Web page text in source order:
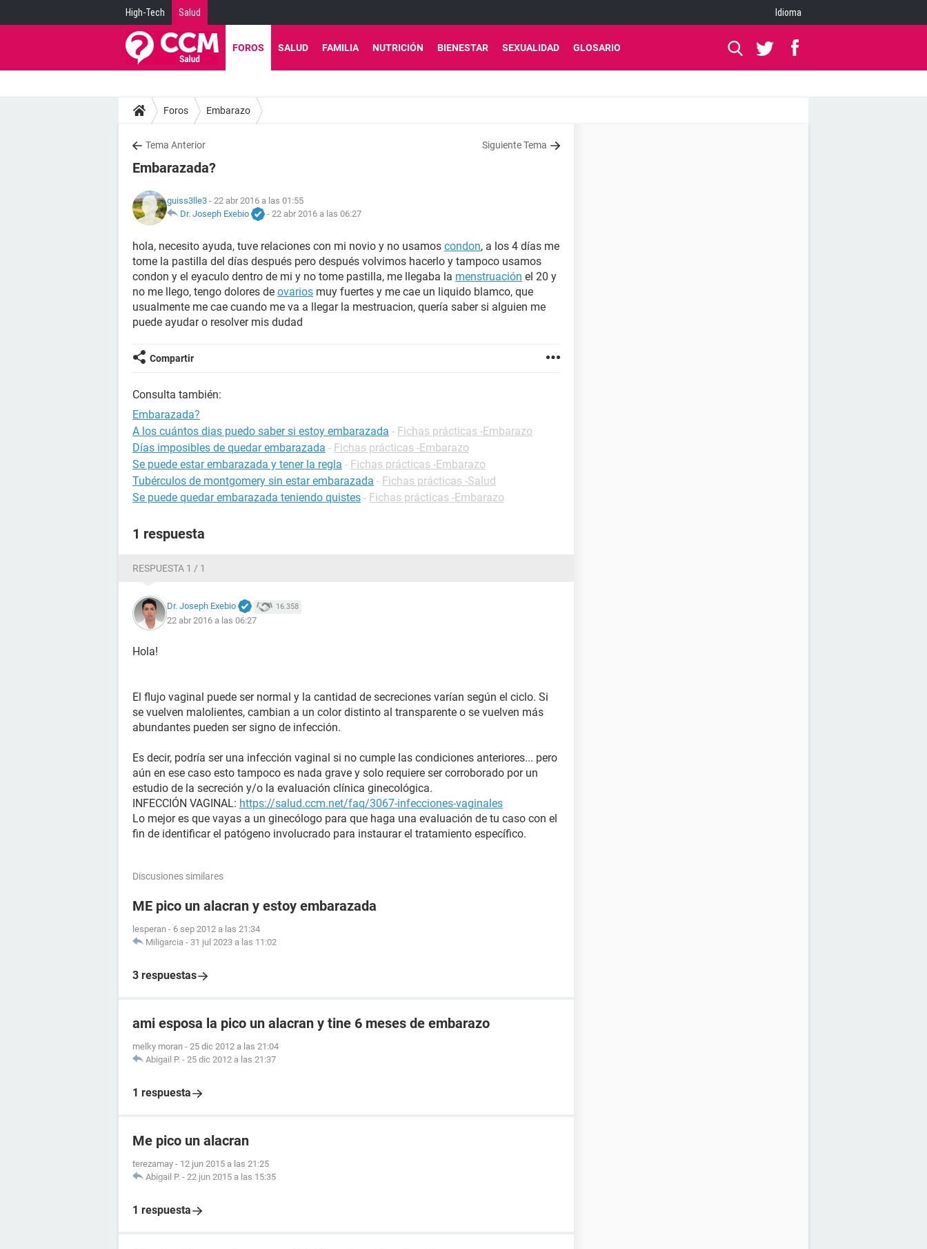
High-Tech Salud Idioma
FOROS SALUD FAMILIA NUTRICIÓN BIENESTAR SEXUALIDAD GLOSARIO
Foros Embarazo
Tema Anterior Siguiente Tema
Embarazada?
guiss3lle3 - 22 abr 2016 a las 01:55
Dr. Joseph Exebio
- 22 abr 2016 a las 06:27
hola, necesito ayuda, tuve relaciones con mi novio y no usamos condon, a los 4 días me
tome la pastilla del días después pero después volvimos hacerlo y tampoco usamos
condon y el eyaculo dentro de mi y no tome pastilla, me llegaba la menstruación el 20 y
no me llego, tengo dolores de ovarios muy fuertes y me cae un liquido blamco, que
usualmente me cae cuando me va a llegar la mestruacion, quería saber si alguien me
puede ayudar o resolver mis dudad
Compartir
Consulta también:
Embarazada?
A los cuántos dias puedo saber si estoy embarazada - Fichas prácticas -Embarazo
Días imposibles de quedar embarazada - Fichas prácticas -Embarazo
Se puede estar embarazada y tener la regla - Fichas prácticas -Embarazo
Tubérculos de montgomery sin estar embarazada - Fichas prácticas -Salud
Se puede quedar embarazada teniendo quistes - Fichas prácticas -Embarazo
1 respuesta
RESPUESTA 1 / 1
Dr. Joseph Exebio 16.358
22 abr 2016 a las 06:27
Hola!
El flujo vaginal puede ser normal y la cantidad de secreciones varían según el ciclo. Si
se vuelven malolientes, cambian a un color distinto al transparente o se vuelven más
abundantes pueden ser signo de infección.
Es decir, podría ser una infección vaginal si no cumple las condiciones anteriores... pero
aún en ese caso esto tampoco es nada grave y solo requiere ser corroborado por un
estudio de la secreción y/o la evaluación clínica ginecológica.
INFECCIÓN VAGINAL: https://salud.ccm.net/faq/3067-infecciones-vaginales
Lo mejor es que vayas a un ginecólogo para que haga una evaluación de tu caso con el
fin de identificar el patógeno involucrado para instaurar el tratamiento específico.
Discusiones similares
ME pico un alacran y estoy embarazada
lesperan - 6 sep 2012 a las 21:34
Miligarcia - 31 jul 2023 a las 11:02
3 respuestas
ami esposa la pico un alacran y tine 6 meses de embarazo
melky moran - 25 dic 2012 a las 21:04
Abigail P. - 25 dic 2012 a las 21:37
1 respuesta
Me pico un alacran
terezamay - 12 jun 2015 a las 21:25
Abigail P. - 22 jun 2015 a las 15:35
1 respuesta